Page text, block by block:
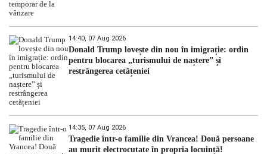
14:40, 07 Aug 2026
Donald Trump lovește din nou în imigrație: ordin
pentru blocarea „turismului de naștere” și
restrângerea cetățeniei
14:35, 07 Aug 2026
Tragedie într-o familie din Vrancea! Două persoane
au murit electrocutate în propria locuință!